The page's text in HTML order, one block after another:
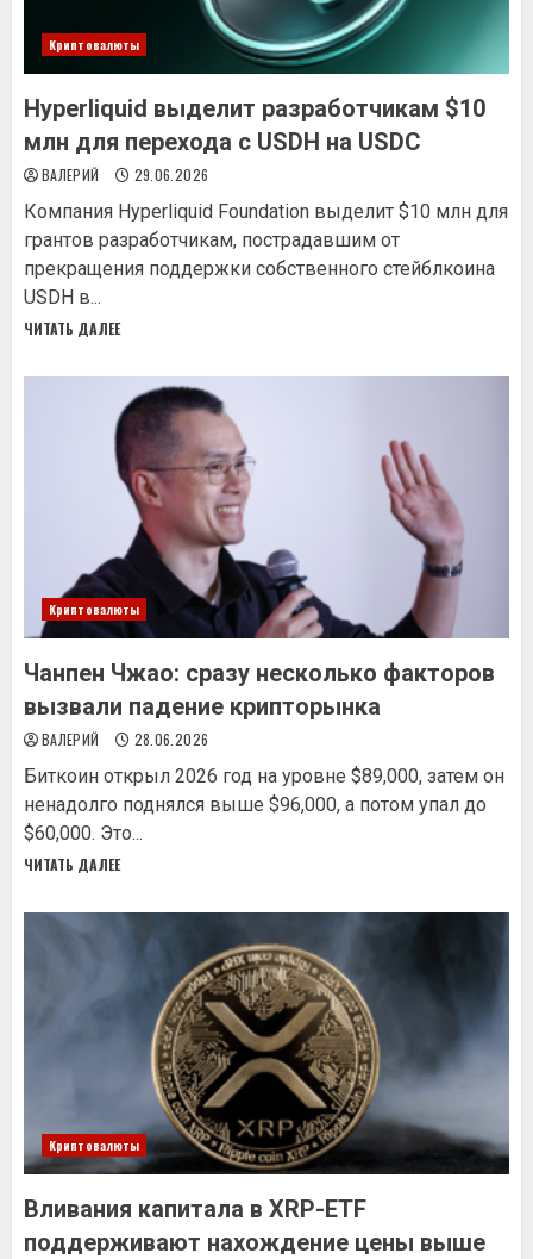
Криптовалюты
Hyperliquid выделит разработчикам $10
млн для перехода с USDH на USDC
ВАЛЕРИЙ 29.06.2026
Компания Hyperliquid Foundation выделит $10 млн для
грантов разработчикам, пострадавшим от
прекращения поддержки собственного стейблкоина
USDH в...
ЧИТАТЬ ДАЛЕЕ
Криптовалюты
Чанпен Чжао: сразу несколько факторов
вызвали падение крипторынка
ВАЛЕРИЙ 28.06.2026
Биткоин открыл 2026 год на уровне $89,000, затем он
ненадолго поднялся выше $96,000, а потом упал до
$60,000. Это...
ЧИТАТЬ ДАЛЕЕ
Криптовалюты
Вливания капитала в XRP-ETF
поддерживают нахождение цены выше